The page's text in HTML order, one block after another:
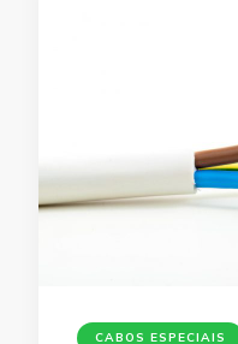
CABOS ESPECIAIS